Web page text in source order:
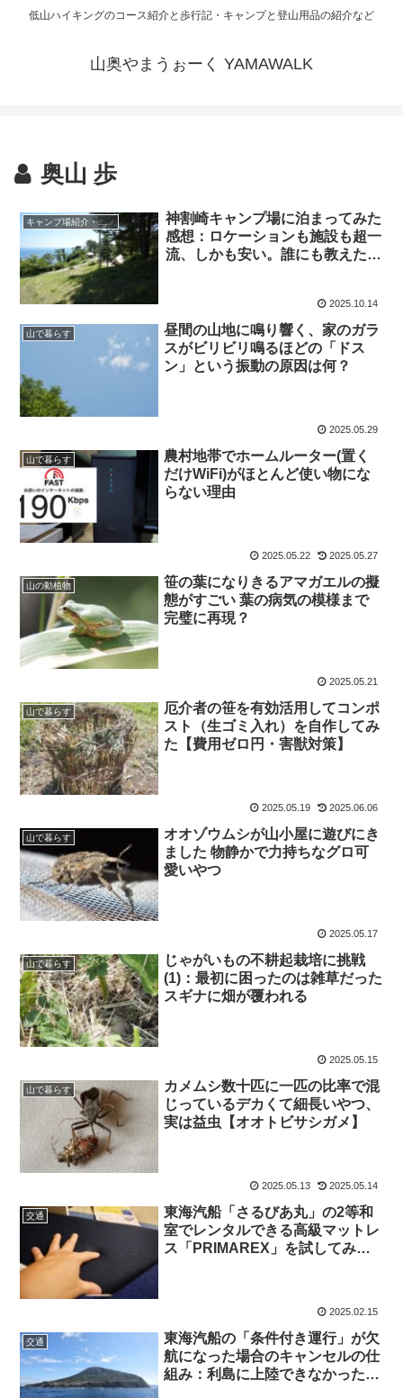
低山ハイキングのコース紹介と歩行記・キャンプと登山用品の紹介など
山奥やまうぉーく YAMAWALK
奥山 歩
キャンプ場紹介・利用体験記
神割崎キャンプ場に泊まってみた
感想：ロケーションも施設も超一
流、しかも安い。誰にも教えたく
2025.10.14
山で暮らす
昼間の山地に鳴り響く、家のガラ
スがビリビリ鳴るほどの「ドス
ン」という振動の原因は何？
2025.05.29
山で暮らす
農村地帯でホームルーター(置く
だけWiFi)がほとんど使い物にな
らない理由
2025.05.22 2025.05.27
山の動植物
笹の葉になりきるアマガエルの擬
態がすごい 葉の病気の模様まで
完璧に再現？
2025.05.21
山で暮らす
厄介者の笹を有効活用してコンポ
スト（生ゴミ入れ）を自作してみ
た【費用ゼロ円・害獣対策】
2025.05.19 2025.06.06
山で暮らす
オオゾウムシが山小屋に遊びにき
ました 物静かで力持ちなグロ可
愛いやつ
2025.05.17
山で暮らす
じゃがいもの不耕起栽培に挑戦
(1)：最初に困ったのは雑草だった
スギナに畑が覆われる
2025.05.15
山で暮らす
カメムシ数十匹に一匹の比率で混
じっているデカくて細長いやつ、
実は益虫【オオトビサシガメ】
2025.05.13 2025.05.14
交通
東海汽船「さるびあ丸」の2等和
室でレンタルできる高級マットレ
ス「PRIMAREX」を試してみた
2025.02.15
交通
東海汽船の「条件付き運行」が欠
航になった場合のキャンセルの仕
組み：利島に上陸できなかった私